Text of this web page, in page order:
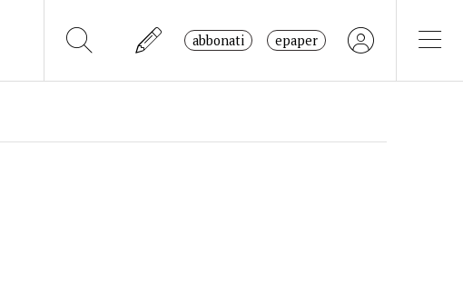
abbonati epaper